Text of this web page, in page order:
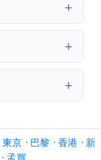
東京 · 巴黎 · 香港 · 新